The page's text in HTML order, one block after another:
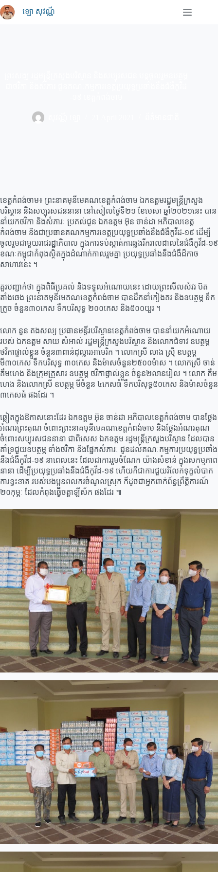
Skip
to
content
ឡោ សុវណ្ណី
ខេត្ដកំពង់ចាម​៖ ព្រះនាគមុនីមេគណខេត្តកំពង់ចាម​ ឯកឧត្ដម​រដ្ឋមន្ត្រី​ក្រសួង​
បរិស្ថាន​ និង​សប្បុរសជន​នានា​ នៅសៀល​ថ្ងៃ​ទី​២១​ ខែមេសា​ ឆ្នាំ​២០២១​នេះ​ បាន
នាំយក​ថវិកា​ និង​សំភារៈ​ ប្រគល់​ជូន​​ ឯកឧត្តម​ អ៊ុន​ ចាន់ដា​ អភិបាលខេត្ត
កំពង់ចាម​ និង​ជា​ប្រធាន​គណកម្មការ​ខេត្ត​ប្រយុទ្ធ​ប្រឆាំង​នឹង​ជំងឺ​កូវីដ​-១៩​​ ដេីម្បី​
ចូលរួម​ជាមួយ​រាជរដ្ឋាភិបាល​ ក្នុង​ការ​ទប់ស្កាត់​ការ​ឆ្លង​រីករាល​ដាល​នៃ​ជំងឺ​កូវីដ​-១៩​​
ខណៈ​កម្ពុជា​កំពុង​ស្ថិត​ក្នុង​ដំណាក់កាល​រួមគ្នា​ ​​ប្រយុទ្ធ​ប្រឆាំង​នឹង​ជំងឺ​ដ៏​កាច​
សាហាវ​នេះ​ ។
គួរ​បញ្ជាក់​ថា​ ក្នុង​ពិធី​ប្រគល់​ និងទទួល​អំណោយ​នេះ​ ដោយព្រះសីលសំវរ​ ប៊ត​
តាំងឆេង​ ព្រះនាគមុនីមេគណខេត្តកំពង់ចាម​ បានដឹកនាំកៀងគរ​ និង​ឧបត្ថម្ភ​ ទឹក
ក្រូច​ ចំនួន​៣០កេស​ ទឹកបរិសុទ្ធ​ ២០០កេស​ និង​៥០០យួរ​ ។
លោក​ នួន​ គងសល្យ​ ប្រធាន​មន្ទីរ​បរិស្ថាន​ខេត្តកំពង់ចាម​ បាននាំយក​អំណោយ
របស់​ ​ឯកឧត្តម​ សាយ​ សំអាល់​ រដ្ឋមន្ត្រី​ក្រសួងបរិស្ថាន​ និង​លោកជំទាវ​ ឧបត្ថម្ភ​
ថវិកា​ផ្ទាល់​ខ្លួន​ ចំនួន​៣ពាន់​ដុល្លារ​អាមេរិក​ ។ ​លោកស្រី​ លាង​ ស្រ៊ី​ ឧបត្ថម្ភ​
មី៣០កេស​ ទឹកបរិសុទ្ធ​ ៣០កេស​ និង​ម៉ាស​ចំនួន​២៥០០ម៉ាស​ ។ លោកស្រី​ ចាន់​
គឹមហេង​ និង​ក្រុម​គ្រួសារ​ ឧបត្ថម្ភ​ ថវិកា​​ផ្ទាល់​ខ្លួន​ ចំនួន​២លានរៀល​ ។ លោក​ គឹម​
ហេង​ និង​លោកស្រី​ ឧបត្ថម្ភ​ មីចំនួន​ ៤កេស​ធំ​ ទឹក​បរិសុទ្ធ​៥០កេស​ និង​ម៉ាស​ចំនួន​
៣កេស​ធំ​ ផងដែរ​ ។
ឆ្លៀត​ក្នុង​ឱកាសនោះដែរ​ ឯកឧត្តម​ អ៊ុន ចាន់ដា អភិបាលខេត្តកំពង់ចាម បាន​ថ្លែង
អំណរ​ព្រះគុណ​ ចំពោះ​ព្រះនាគមុនីមេគណខេត្តកំពង់ចាម​​ និង​ថ្លែង​អំណរគុណ​
ចំពោះ​សប្បុរសជន​នានា​​ ជាពិសេស​ ឯកឧត្តម​ រដ្ឋមន្រ្តី​ក្រសួង​បរិស្ថាន​ ដែល​បាន​
គាំទ្រ​​ជួយ​ឧបត្ថម្ភ​ ទាំង​ថវិកា​ និង​ផ្នែក​សំភារៈ​ ជូន​ដល់គណៈកម្មការ​ប្រយុទ្ធ​ប្រឆាំង​
នឹង​ជំងឺ​កូវីដ​-១៩​ នាពេលនេះ ដែលជាការរួមចំណែក យ៉ាងសំខាន់ ក្នុងសកម្មភាព
នានា ដើម្បីប្រយុទ្ធ​ប្រឆាំង​នឹងជំងឺកូវីដ-១៩ ហើយ​ក៏ជាការជួយរំលែកទុក្ខលំបាក​
ការខ្វះខាត របស់បងប្អូន​ពលករ​ចំណូល​ស្រុក​ ក៏ដូចជា​អ្នក​ពាក់ព័ន្ធ​ព្រឹត្តិការណ៍​
២០កុម្ភៈ​ ដែល​កំពុង​​ធ្វើចត្តាឡីស័ក​ ផង​ដែរ​ ៕